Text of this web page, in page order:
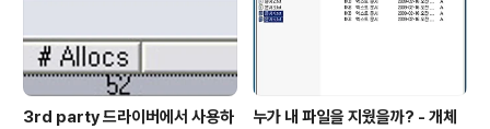
3rd party 드라이버에서 사용하
누가 내 파일을 지웠을까? - 개체